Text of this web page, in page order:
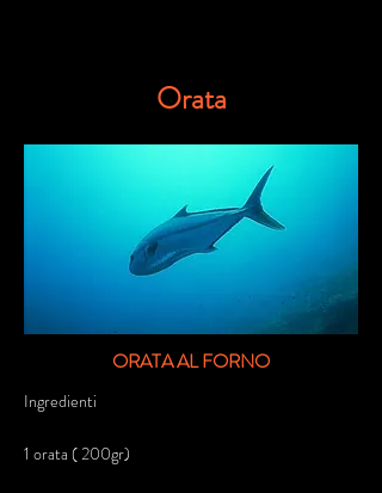
Orata
ORATA AL FORNO
Ingredienti
1 orata ( 200gr)